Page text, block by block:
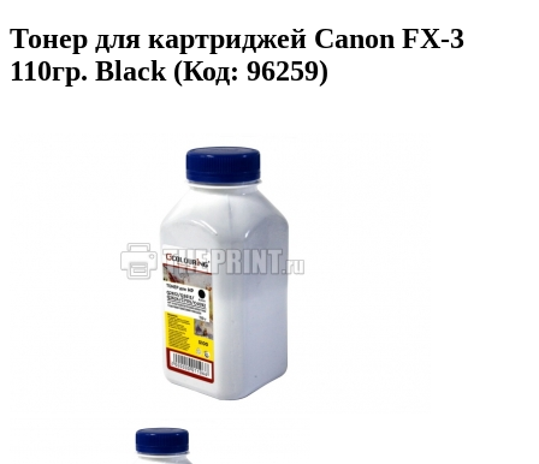
Тонер для картриджей Canon FX-3
110гр. Black (Код: 96259)